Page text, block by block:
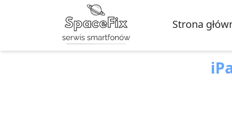
Strona